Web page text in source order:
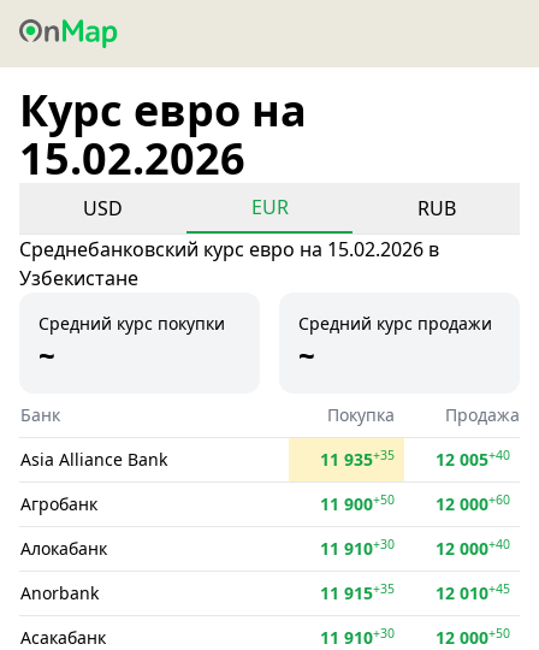
Курс евро на
15.02.2026
USD EUR
RUB
Среднебанковский курс евро на 15.02.2026 в
Узбекистане
Средний курс покупки
~
Средний курс продажи
~
Банк Покупка
Продажа
Asia Alliance Bank
11 935+35 12 005+40
Агробанк 11 900+50 12 000+60
Алокабанк 11 910+30 12 000+40
Anorbank 11 915+35 12 010+45
Асакабанк 11 910+30 12 000+50